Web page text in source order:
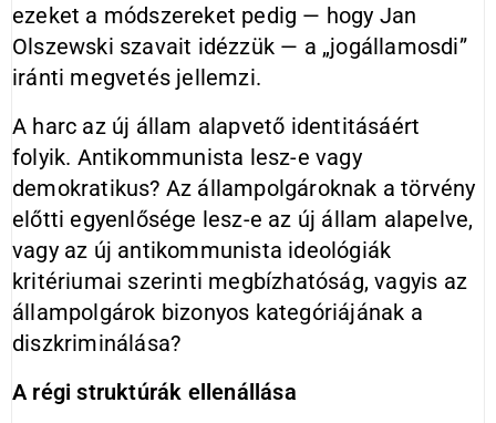
ezeket a módszereket pedig — hogy Jan
Olszewski szavait idézzük — a „jogállamosdi”
iránti megvetés jellemzi.
A harc az új állam alapvető identitásáért
folyik. Antikommunista lesz-e vagy
demokratikus? Az állampolgároknak a törvény
előtti egyenlősége lesz-e az új állam alapelve,
vagy az új antikommunista ideológiák
kritériumai szerinti megbízhatóság, vagyis az
állampolgárok bizonyos kategóriájának a
diszkriminálása?
A régi struktúrák ellenállása